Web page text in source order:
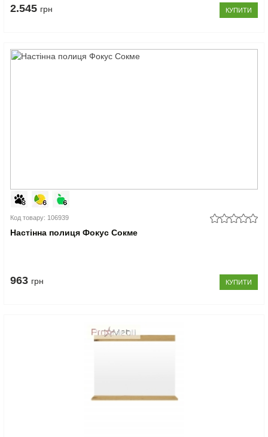
2.545 грн КУПИТИ
Код товару: 106939
Настінна полиця Фокус Сокме
963 грн КУПИТИ